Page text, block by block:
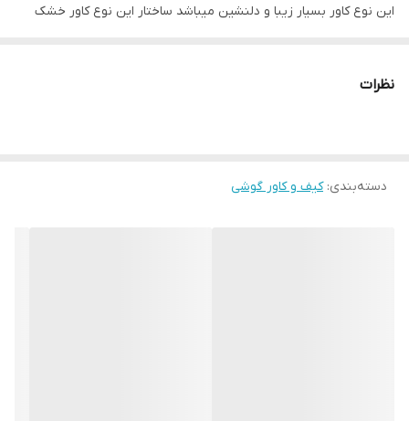
اين نوع کاور بسيار زيبا و دلنشين ميباشد ساختار اين نوع کاور خشک
و اين نوع کاور شب نما ميباشد و در تاريکي مطلق شب بسيار زيبا
نظرات
دسته‌بندی:کیف و کاور گوشی